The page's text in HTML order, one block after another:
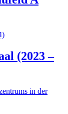
(2023 –